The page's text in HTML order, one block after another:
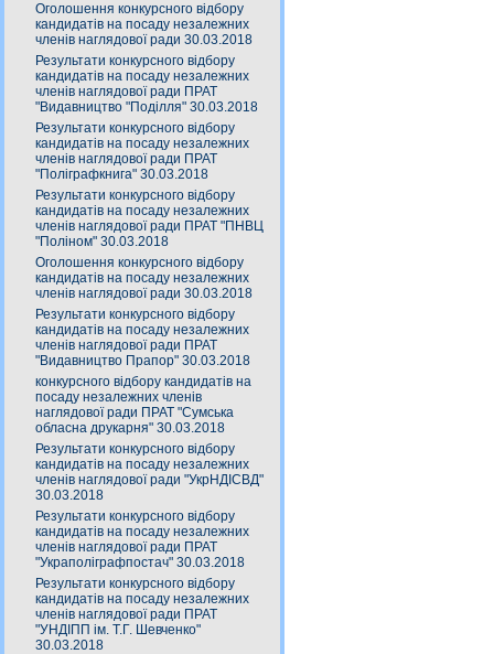
Оголошення конкурсного відбору
кандидатів на посаду незалежних
членів наглядової ради 30.03.2018
Результати конкурсного відбору
кандидатів на посаду незалежних
членів наглядової ради ПРАТ
"Видавництво "Поділля" 30.03.2018
Результати конкурсного відбору
кандидатів на посаду незалежних
членів наглядової ради ПРАТ
"Поліграфкнига" 30.03.2018
Результати конкурсного відбору
кандидатів на посаду незалежних
членів наглядової ради ПРАТ "ПНВЦ
"Поліном" 30.03.2018
Оголошення конкурсного відбору
кандидатів на посаду незалежних
членів наглядової ради 30.03.2018
Результати конкурсного відбору
кандидатів на посаду незалежних
членів наглядової ради ПРАТ
"Видавництво Прапор" 30.03.2018
конкурсного відбору кандидатів на
посаду незалежних членів
наглядової ради ПРАТ "Сумська
обласна друкарня" 30.03.2018
Результати конкурсного відбору
кандидатів на посаду незалежних
членів наглядової ради "УкрНДІСВД"
30.03.2018
Результати конкурсного відбору
кандидатів на посаду незалежних
членів наглядової ради ПРАТ
"Украполіграфпостач" 30.03.2018
Результати конкурсного відбору
кандидатів на посаду незалежних
членів наглядової ради ПРАТ
"УНДІПП ім. Т.Г. Шевченко"
30.03.2018